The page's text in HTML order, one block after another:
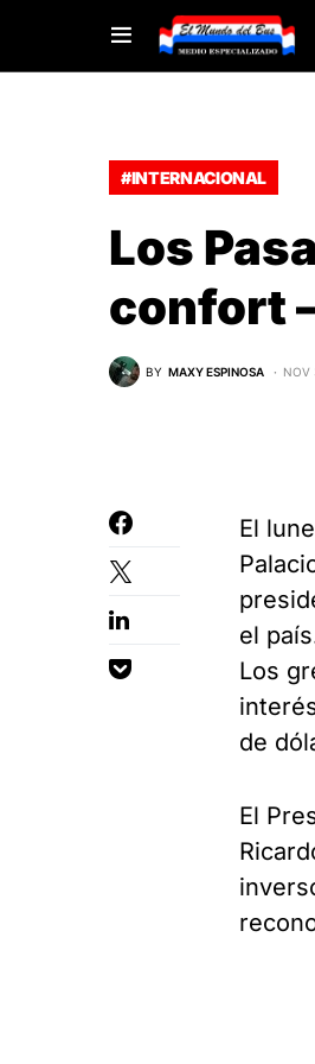
#INTERNACIONAL
Los
confort
BY MAXY ESPINOSA NOV
El
el
Los
de
El